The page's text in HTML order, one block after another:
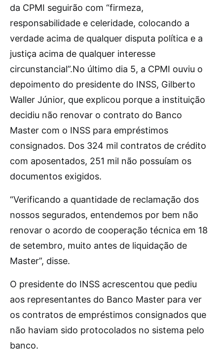
da CPMI seguirão com “firmeza,
responsabilidade e celeridade, colocando a
verdade acima de qualquer disputa política e a
justiça acima de qualquer interesse
circunstancial”.No último dia 5, a CPMI ouviu o
depoimento do presidente do INSS, Gilberto
Waller Júnior, que explicou porque a instituição
decidiu não renovar o contrato do Banco
Master com o INSS para empréstimos
consignados. Dos 324 mil contratos de crédito
com aposentados, 251 mil não possuíam os
documentos exigidos.
“Verificando a quantidade de reclamação dos
nossos segurados, entendemos por bem não
renovar o acordo de cooperação técnica em 18
de setembro, muito antes de liquidação de
Master”, disse.
O presidente do INSS acrescentou que pediu
aos representantes do Banco Master para ver
os contratos de empréstimos consignados que
não haviam sido protocolados no sistema pelo
banco.